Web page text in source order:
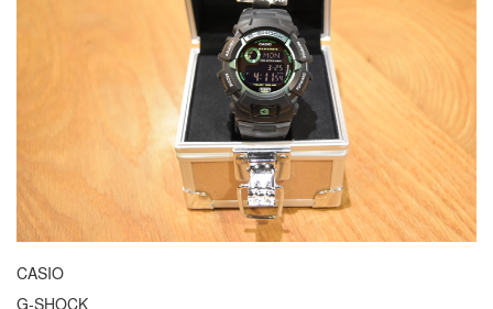
CASIO
G-SHOCK